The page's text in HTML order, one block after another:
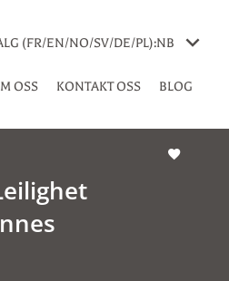
(FR/EN/NO/SV/DE/PL):NB
OSS KONTAKT OSS BLOG